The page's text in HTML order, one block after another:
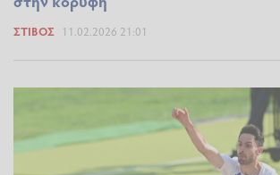
ΣΤΊΒΟΣ 11.02.2026 21:01